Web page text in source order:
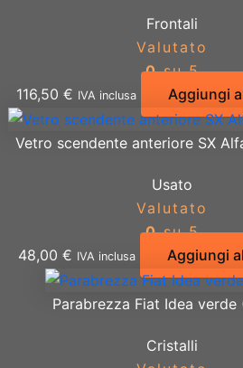
Frontali
Valutato
0su 5
116,50€ IVA inclusa Aggiungi
Vetro scendente anteriore SX
Usato
Valutato
0su 5
48,00 € IVA inclusa Aggiungi
Parabrezza Fiat Idea verde
Cristalli